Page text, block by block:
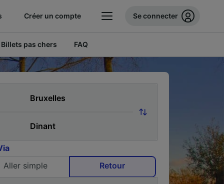
Créer un compte Se connecter
Billets pas chers FAQ
Aller simple
Retour